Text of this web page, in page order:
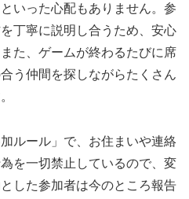
いった心配もありません。参
丁寧に説明し合うため、安心
た、ゲームが終わるたびに席
う仲間を探しながらたくさん
ルール」で、お住まいや連絡
を一切禁止しているので、変
した参加者は今のところ報告